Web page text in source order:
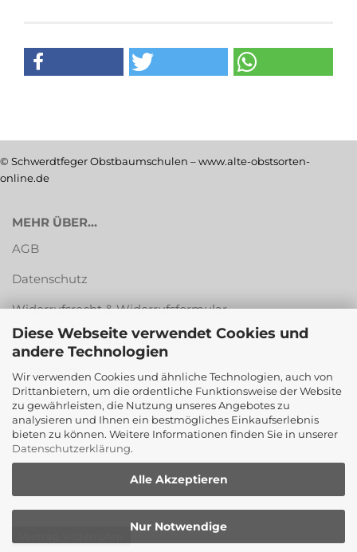
Diese Webseite verwendet Cookies und
andere Technologien
Wir verwenden Cookies und ähnliche Technologien, auch von
Drittanbietern, um die ordentliche Funktionsweise der Website
zu gewährleisten, die Nutzung unseres Angebotes zu
analysieren und Ihnen ein bestmögliches Einkaufserlebnis
bieten zu können. Weitere Informationen finden Sie in unserer
Datenschutzerklärung.
Alle Akzeptieren
Nur Notwendige
© Schwerdtfeger Obstbaumschulen – www.alte-obstsorten-
online.de
MEHR ÜBER...
AGB
Datenschutz
Widerrufsrecht & Widerrufsformular
Versandkosten & Zahlungsarten
Impressum
Cookie Einstellungen